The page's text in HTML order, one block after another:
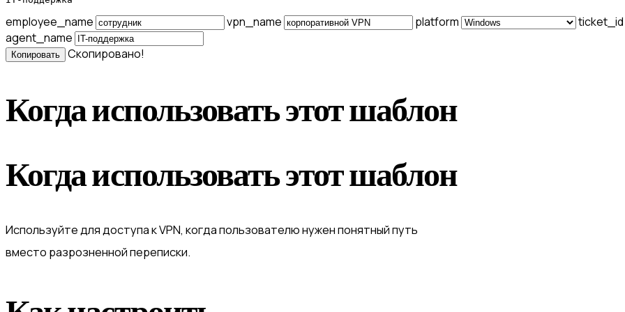
employee_name vpn_name platform
ticket_id
agent_name
Копировать Скопировано!
Когда использовать этот шаблон
Когда использовать этот шаблон
Используйте для доступа к VPN, когда пользователю нужен понятный путь
вместо разрозненной переписки.